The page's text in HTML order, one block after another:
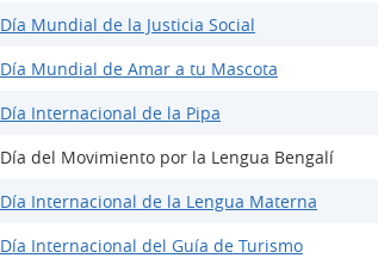
Día Mundial de la Justicia Social
Día Mundial de Amar a tu Mascota
Día Internacional de la Pipa
Día del Movimiento por la Lengua Bengalí
Día Internacional de la Lengua Materna
Día Internacional del Guía de Turismo